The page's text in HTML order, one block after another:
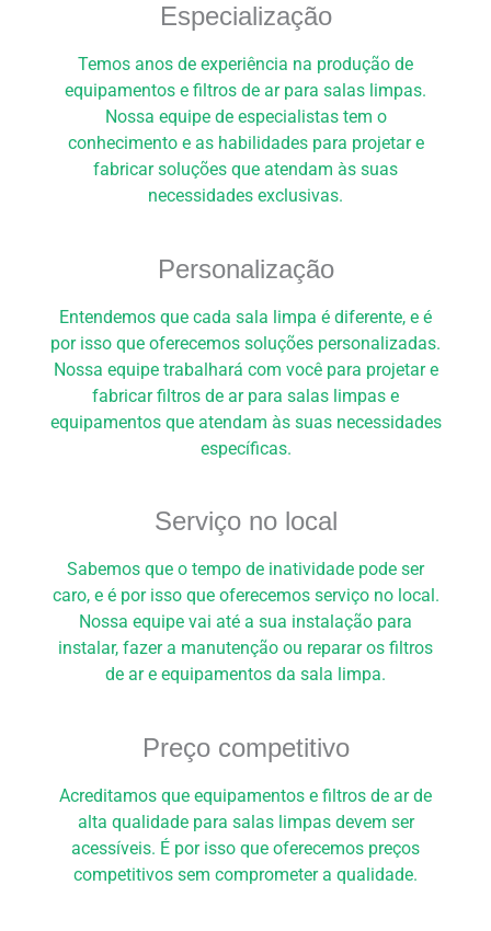
Especialização
Temos anos de experiência na produção de
equipamentos e filtros de ar para salas limpas.
Nossa equipe de especialistas tem o
conhecimento e as habilidades para projetar e
fabricar soluções que atendam às suas
necessidades exclusivas.
Personalização
Entendemos que cada sala limpa é diferente, e é
por isso que oferecemos soluções personalizadas.
Nossa equipe trabalhará com você para projetar e
fabricar filtros de ar para salas limpas e
equipamentos que atendam às suas necessidades
específicas.
Serviço no local
Sabemos que o tempo de inatividade pode ser
caro, e é por isso que oferecemos serviço no local.
Nossa equipe vai até a sua instalação para
instalar, fazer a manutenção ou reparar os filtros
de ar e equipamentos da sala limpa.
Preço competitivo
Acreditamos que equipamentos e filtros de ar de
alta qualidade para salas limpas devem ser
acessíveis. É por isso que oferecemos preços
competitivos sem comprometer a qualidade.